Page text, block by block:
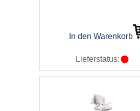
In den Warenkorb
Lieferstatus: